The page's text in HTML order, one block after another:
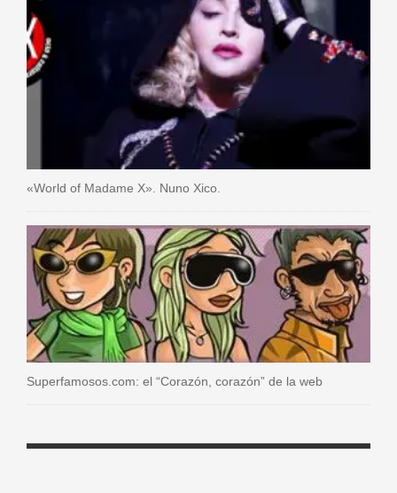
«World of Madame X». Nuno Xico.
Superfamosos.com: el “Corazón, corazón” de la web